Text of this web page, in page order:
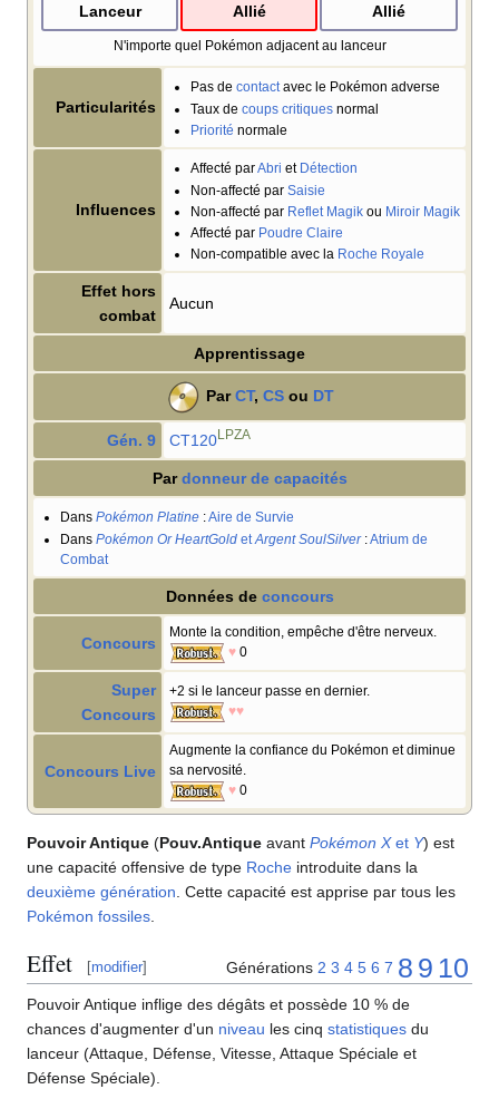
Lanceur Allié Allié
N'importe quel Pokémon adjacent au lanceur
Particularités
Pas de contactavec le Pokémon adverse
Taux de coups critiquesnormal
Priorité normale
Influences
Affecté parAbri et Détection
Non-affecté par Saisie
Non-affecté par Reflet Magikou Miroir Magik
Affecté par Poudre Claire
Non-compatible avec la Roche Royale
Effet hors
combat
Aucun
Apprentissage
ParCT, CSou DT
Gén. 9 CT120 LPZA
Pardonneur de capacités
Dans Pokémon Platine :Aire de Survie
Dans Pokémon Or HeartGoldet Argent SoulSilver : Atrium de
Combat
Données de concours
Concours
Monte la condition, empêche d'être nerveux.
♥ 0
Super
Concours
+2 si le lanceur passe en dernier.
♥♥
Concours Live
Augmente la confiance du Pokémon et diminue
sa nervosité.
♥ 0
Pouvoir Antique (Pouv.Antique avant Pokémon Xet Y) est
une capacité offensive de type Roche introduite dans la
deuxième génération . Cette capacité est apprise par tous les
Pokémon fossiles
Effet [modifier] Générations 2 3 4 5 6 7 8 9 10
Pouvoir Antique inflige des dégâts et possède 10 % de
chances d'augmenter d'un niveau les cinq statistiques du
lanceur (Attaque, Défense, Vitesse, Attaque Spéciale et
Défense Spéciale).